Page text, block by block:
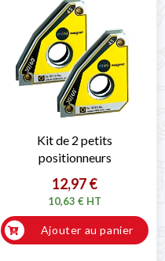
Kit de 2 petits
positionneurs
12,97 €
10,63 € HT
Ajouter au panier